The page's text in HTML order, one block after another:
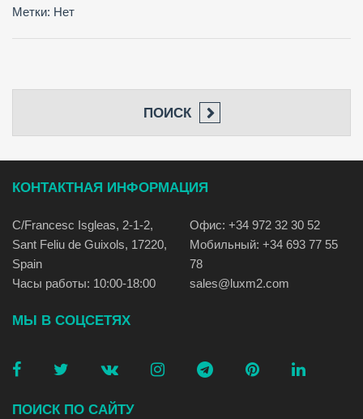
Метки: Нет
ПОИСК
КОНТАКТНАЯ ИНФОРМАЦИЯ
C/Francesc Isgleas, 2-1-2,
Sant Feliu de Guixols, 17220,
Spain
Часы работы: 10:00-18:00
Офис: +34 972 32 30 52
Мобильный: +34 693 77 55
78
sales@luxm2.com
МЫ В СОЦСЕТЯХ
ПОИСК ПО САЙТУ